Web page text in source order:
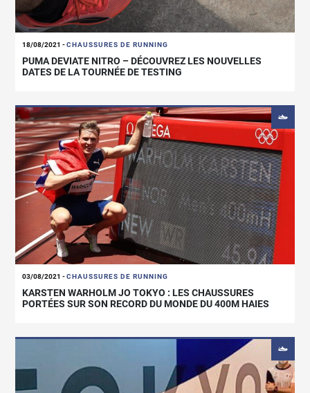
18/08/2021 -CHAUSSURES DE RUNNING
PUMA DEVIATE NITRO – DÉCOUVREZ LES NOUVELLES
DATES DE LA TOURNÉE DE TESTING
03/08/2021 -CHAUSSURES DE RUNNING
KARSTEN WARHOLM JO TOKYO : LES CHAUSSURES
PORTÉES SUR SON RECORD DU MONDE DU 400M HAIES